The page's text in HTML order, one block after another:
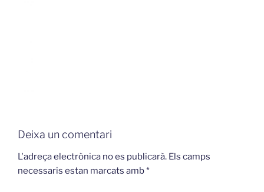
Deixa un comentari
L'adreça electrònica no es publicarà. Els camps
necessaris estan marcats amb*